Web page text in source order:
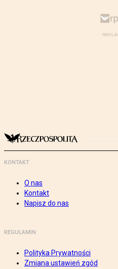
KONTAKT
O nas
Kontakt
Napisz do nas
REGULAMIN
Polityka Prywatności
Zmiana ustawień zgód